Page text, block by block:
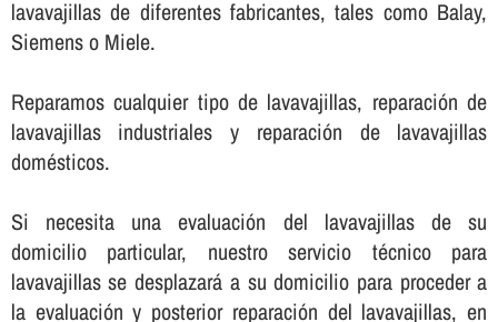
lavavajillas de diferentes fabricantes, tales como Balay,
Siemens o Miele.
Reparamos cualquier tipo de lavavajillas, reparación de
lavavajillas industriales y reparación de lavavajillas
domésticos.
Si necesita una evaluación del lavavajillas de su
domicilio particular, nuestro servicio técnico para
lavavajillas se desplazará a su domicilio para proceder a
la evaluación y posterior reparación del lavavajillas, en